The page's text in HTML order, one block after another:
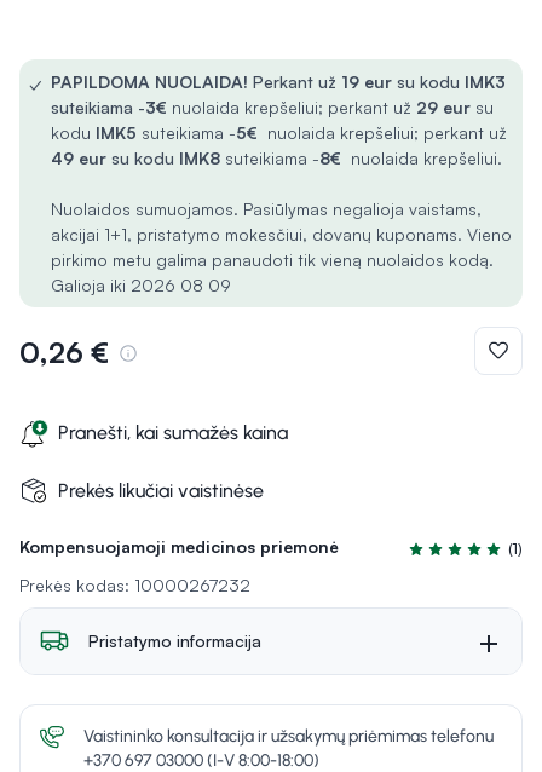
Kompensuojamoji medicinos priemonė
Įvertinimas 5.0
(1)
Prekės kodas: 10000267232
✓ PAPILDOMA NUOLAIDA! Perkant už 19 eur su kodu IMK3
suteikiama -3€ nuolaida krepšeliui; perkant už 29 eur su
kodu IMK5 suteikiama -5€ nuolaida krepšeliui; perkant už
49 eur su kodu IMK8 suteikiama -8€ nuolaida krepšeliui.
Nuolaidos sumuojamos. Pasiūlymas negalioja vaistams,
akcijai 1+1, pristatymo mokesčiui, dovanų kuponams. Vieno
pirkimo metu galima panaudoti tik vieną nuolaidos kodą.
Galioja iki 2026 08 09
0,26 €
Pranešti, kai sumažės kaina
Prekės likučiai vaistinėse
Pristatymo informacija
Vaistininko konsultacija ir užsakymų priėmimas telefonu
+370 697 03000 (I-V 8:00-18:00)